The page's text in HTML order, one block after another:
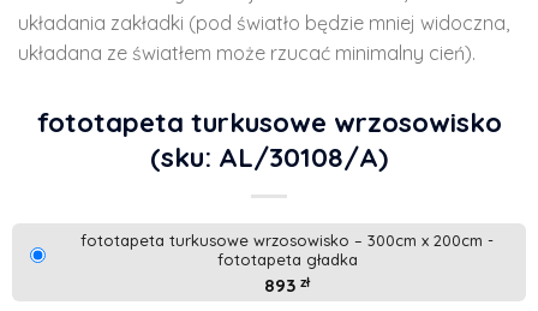
układania zakładki (pod światło będzie mniej widoczna,
układana ze światłem może rzucać minimalny cień).
fototapeta turkusowe wrzosowisko
(sku: AL/30108/A)
fototapeta turkusowe wrzosowisko – 300cm x 200cm -
fototapeta gładka
893 zł